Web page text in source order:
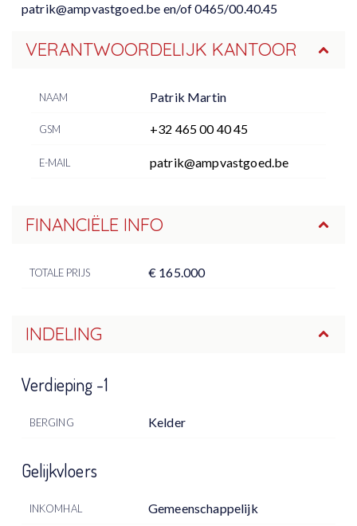
patrik@ampvastgoed.be en/of 0465/00.40.45
VERANTWOORDELIJK KANTOOR
NAAM Patrik Martin
GSM +32 465 00 40 45
E-MAIL patrik@ampvastgoed.be
FINANCIËLE INFO
TOTALE PRIJS € 165.000
INDELING
Verdieping -1
BERGING Kelder
Gelijkvloers
INKOMHAL Gemeenschappelijk